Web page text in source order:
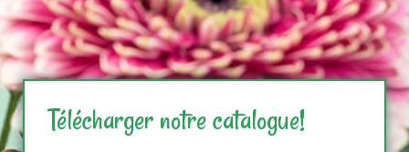
Télécharger notre catalogue!